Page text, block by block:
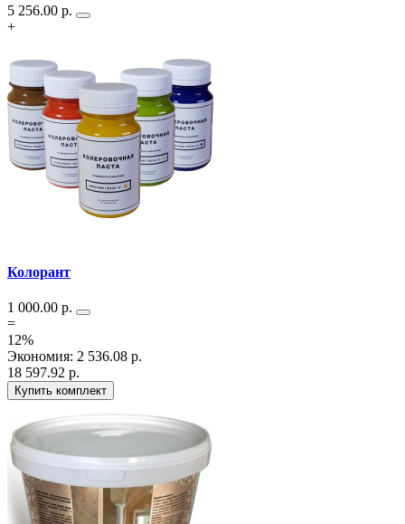
5 256.00 р.
+
Колорант
1 000.00 р.
=
12%
Экономия: 2 536.08 р.
18 597.92 р.
Купить комплект